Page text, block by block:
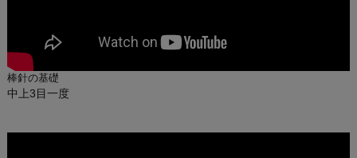
棒針の基礎
中上3目一度